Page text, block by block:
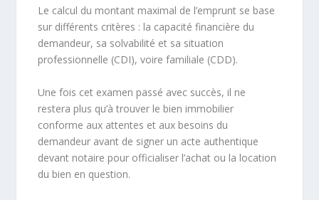
Le calcul du montant maximal de l’emprunt se base
sur différents critères : la capacité financière du
demandeur, sa solvabilité et sa situation
professionnelle (CDI), voire familiale (CDD).
Une fois cet examen passé avec succès, il ne
restera plus qu’à trouver le bien immobilier
conforme aux attentes et aux besoins du
demandeur avant de signer un acte authentique
devant notaire pour officialiser l’achat ou la location
du bien en question.